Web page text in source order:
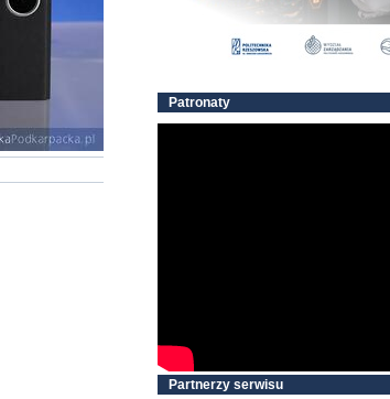
Patronaty
Partnerzy serwisu